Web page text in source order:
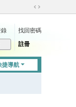
切
到
錄
找回密碼
註冊
捷導航